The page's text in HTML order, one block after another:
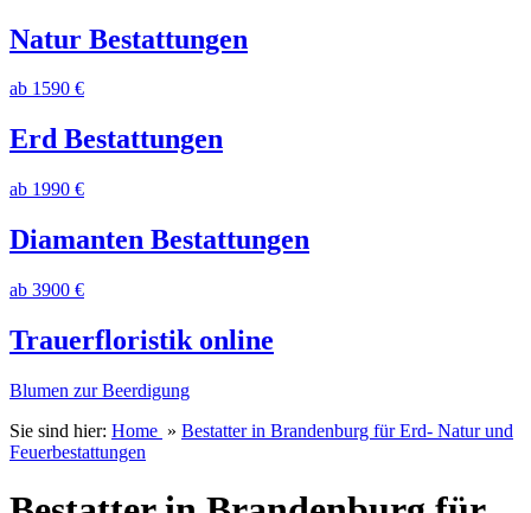
Natur Bestattungen
ab 1590 €
Erd Bestattungen
ab 1990 €
Diamanten Bestattungen
ab 3900 €
Trauerfloristik online
Blumen zur Beerdigung
Sie sind hier: Home » Bestatter in Brandenburg für Erd- Natur und
Feuerbestattungen